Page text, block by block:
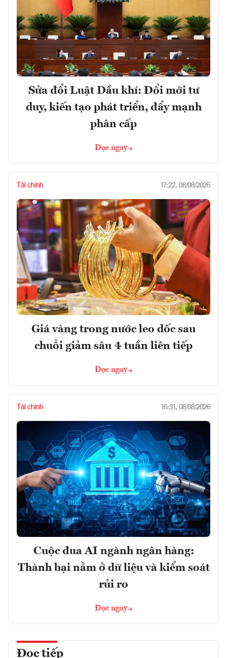
Sửa đổi Luật Dầu khí: Đổi mới tư
duy, kiến tạo phát triển, đẩy mạnh
phân cấp
Đọc ngay
Tài chính 17:22, 08/08/2026
Giá vàng trong nước leo dốc sau
chuỗi giảm sâu 4 tuần liên tiếp
Đọc ngay
Tài chính 16:31, 08/08/2026
Cuộc đua AI ngành ngân hàng:
Thành bại nằm ở dữ liệu và kiểm soát
rủi ro
Đọc ngay
Đọc tiếp